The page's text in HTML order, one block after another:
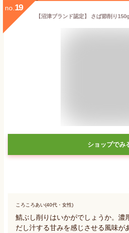
no. 19
ショップでみ
ころころあい(40代・女性)
鯖ぶし削りはいかがでしょうか。濃
だし汁する甘みを感じさせる風味が